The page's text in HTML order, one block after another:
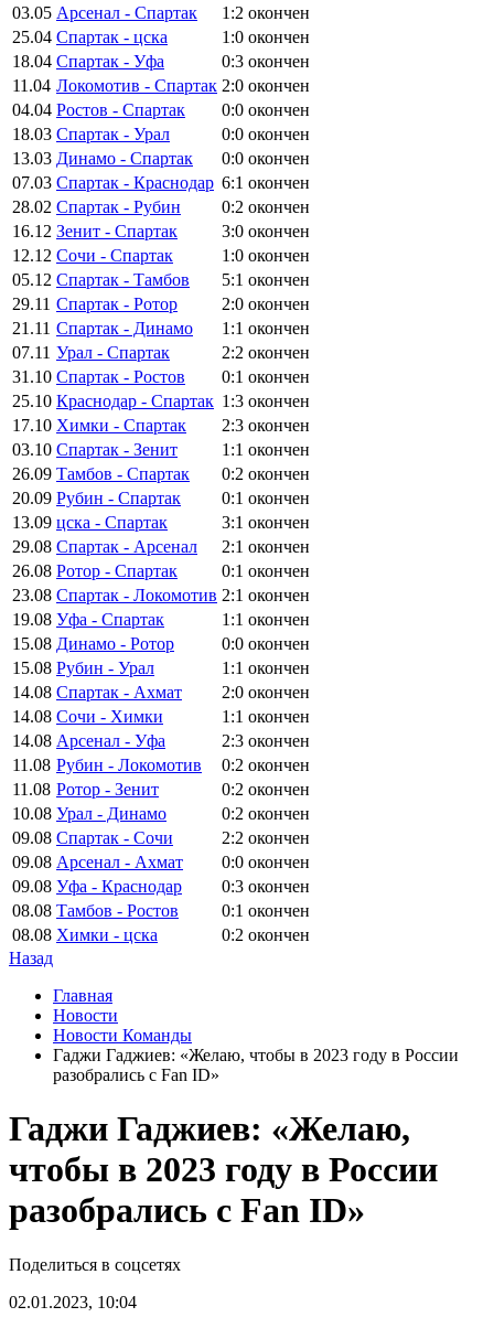
03.05 Арсенал - Спартак 1:2 окончен
25.04 Спартак - цска 1:0 окончен
18.04 Спартак - Уфа 0:3 окончен
11.04 Локомотив - Спартак 2:0 окончен
04.04 Ростов - Спартак 0:0 окончен
18.03 Спартак - Урал 0:0 окончен
13.03 Динамо - Спартак 0:0 окончен
07.03 Спартак - Краснодар 6:1 окончен
28.02 Спартак - Рубин 0:2 окончен
16.12 Зенит - Спартак 3:0 окончен
12.12 Сочи - Спартак 1:0 окончен
05.12 Спартак - Тамбов 5:1 окончен
29.11 Спартак - Ротор 2:0 окончен
21.11 Спартак - Динамо 1:1 окончен
07.11 Урал - Спартак 2:2 окончен
31.10 Спартак - Ростов 0:1 окончен
25.10 Краснодар - Спартак 1:3 окончен
17.10 Химки - Спартак 2:3 окончен
03.10 Спартак - Зенит 1:1 окончен
26.09 Тамбов - Спартак 0:2 окончен
20.09 Рубин - Спартак 0:1 окончен
13.09 цска - Спартак 3:1 окончен
29.08 Спартак - Арсенал 2:1 окончен
26.08 Ротор - Спартак 0:1 окончен
23.08 Спартак - Локомотив 2:1 окончен
19.08 Уфа - Спартак 1:1 окончен
15.08 Динамо - Ротор 0:0 окончен
15.08 Рубин - Урал 1:1 окончен
14.08 Спартак - Ахмат 2:0 окончен
14.08 Сочи - Химки 1:1 окончен
14.08 Арсенал - Уфа 2:3 окончен
11.08 Рубин - Локомотив 0:2 окончен
11.08 Ротор - Зенит 0:2 окончен
10.08 Урал - Динамо 0:2 окончен
09.08 Спартак - Сочи 2:2 окончен
09.08 Арсенал - Ахмат 0:0 окончен
09.08 Уфа - Краснодар 0:3 окончен
08.08 Тамбов - Ростов 0:1 окончен
08.08 Химки - цска 0:2 окончен
Назад
Главная
Новости
Новости Команды
Гаджи Гаджиев: «Желаю, чтобы в 2023 году в России
разобрались с Fan ID»
Гаджи Гаджиев: «Желаю,
чтобы в 2023 году в России
разобрались с Fan ID»
Поделиться в соцсетях
02.01.2023, 10:04